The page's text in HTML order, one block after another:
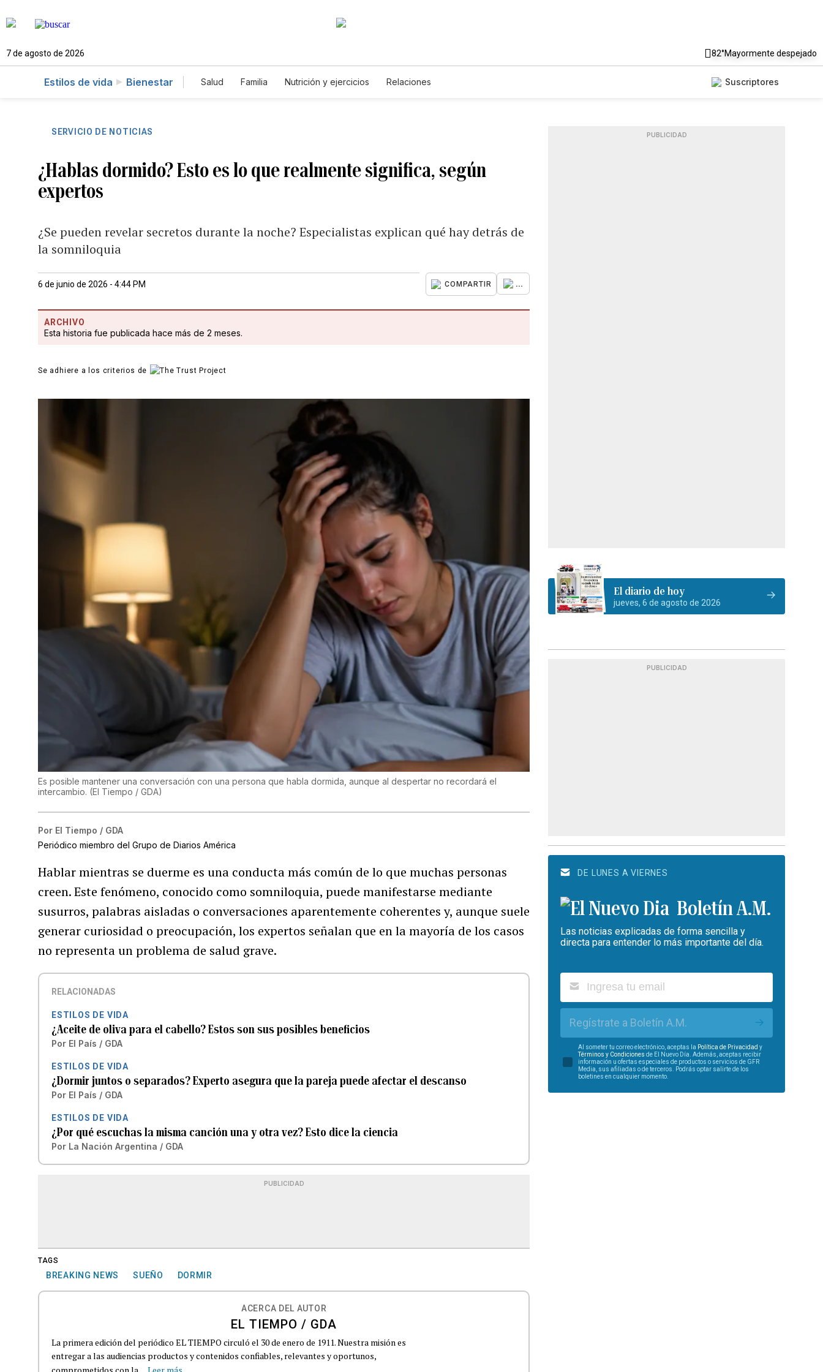
7 de agosto de 2026 82°Mayormente despejado
Estilos de vida Bienestar Salud Familia Nutrición y ejercicios Relaciones Suscriptores
SERVICIO DE NOTICIAS
¿Hablas dormido? Esto es lo que realmente significa, según
expertos
¿Se pueden revelar secretos durante la noche? Especialistas explican qué hay detrás de
la somniloquia
6 de junio de 2026 - 4:44 PM COMPARTIR ...
ARCHIVO
Esta historia fue publicada hace más de 2 meses.
Se adhiere a los criterios de
Es posible mantener una conversación con una persona que habla dormida, aunque al despertar no recordará el
intercambio. (El Tiempo / GDA)
Por El Tiempo / GDA
Periódico miembro del Grupo de Diarios América
Hablar mientras se duerme es una conducta más común de lo que muchas personas
creen. Este fenómeno, conocido como somniloquia, puede manifestarse mediante
susurros, palabras aisladas o conversaciones aparentemente coherentes y, aunque suele
generar curiosidad o preocupación, los expertos señalan que en la mayoría de los casos
no representa un problema de salud grave.
RELACIONADAS
ESTILOS DE VIDA
¿Aceite de oliva para el cabello? Estos son sus posibles beneficios
Por El País / GDA
ESTILOS DE VIDA
¿Dormir juntos o separados? Experto asegura que la pareja puede afectar el descanso
Por El País / GDA
ESTILOS DE VIDA
¿Por qué escuchas la misma canción una y otra vez? Esto dice la ciencia
Por La Nación Argentina / GDA
PUBLICIDAD
TAGS
BREAKING NEWS SUEÑO DORMIR
ACERCA DEL AUTOR
EL TIEMPO / GDA
La primera edición del periódico EL TIEMPO circuló el 30 de enero de 1911. Nuestra misión es
entregar a las audiencias productos y contenidos confiables, relevantes y oportunos,
PUBLICIDAD
El diario de hoy
jueves, 6 de agosto de 2026
PUBLICIDAD
DE LUNES A VIERNES
Boletín A.M.
Las noticias explicadas de forma sencilla y
directa para entender lo más importante del día.
Regístrate a Boletín A.M.
Al someter tu correo electrónico, aceptas la Política de Privacidad y
Términos y Condiciones de El Nuevo Día. Además, aceptas recibir
información u ofertas especiales de productos o servicios de GFR
Media, sus afiliadas o de terceros. Podrás optar salirte de los
boletines en cualquier momento.